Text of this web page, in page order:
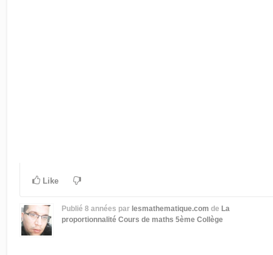
Like
Publié 8 années par lesmathematique.com de La
proportionnalité Cours de maths 5ème Collège